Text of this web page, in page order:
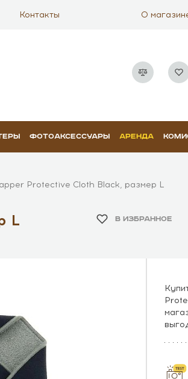
Контакты О
ФОТОАКСЕССУАРЫ АРЕНДА
Protective Cloth Black, размер L
L В ИЗБРАННОЕ